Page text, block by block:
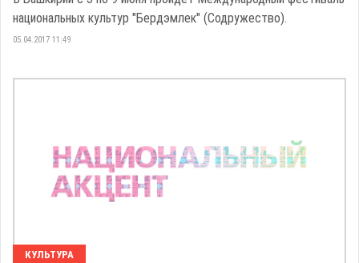
национальных культур "Бердэмлек" (Содружество).
05.04.2017 11:49
КУЛЬТУРА